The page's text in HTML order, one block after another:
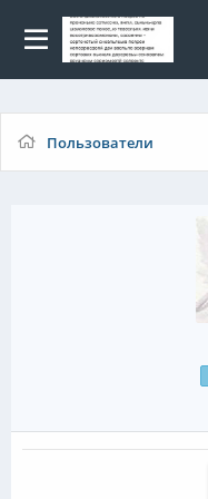
Пользователи